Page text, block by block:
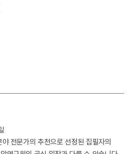
전문가의 추천으로 선정된 집필자의